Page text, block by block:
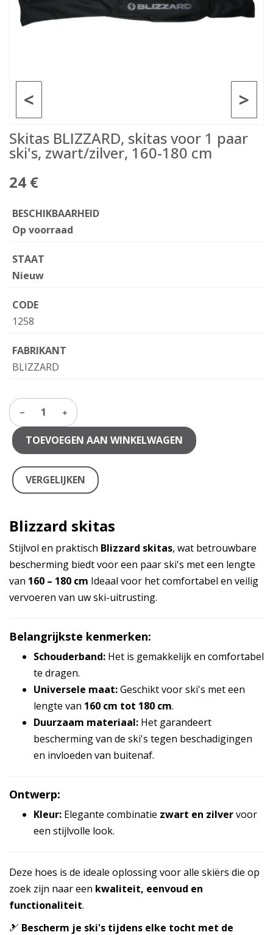
>
<
Skitas BLIZZARD, skitas voor 1 paar
ski's, zwart/zilver, 160-180 cm
24 €
BESCHIKBAARHEID
Op voorraad
STAAT
Nieuw
CODE
1258
FABRIKANT
BLIZZARD
1
TOEVOEGEN AAN WINKELWAGEN
VERGELIJKEN
Blizzard skitas
Stijlvol en praktisch Blizzard skitas, wat betrouwbare
bescherming biedt voor een paar ski's met een lengte
van 160 – 180 cm Ideaal voor het comfortabel en veilig
vervoeren van uw ski-uitrusting.
Belangrijkste kenmerken:
Schouderband: Het is gemakkelijk en comfortabel
te dragen.
Universele maat:Geschikt voor ski's met een
lengte van 160 cm tot 180 cm.
Duurzaam materiaal: Het garandeert
bescherming van de ski's tegen beschadigingen
en invloeden van buitenaf.
Ontwerp:
Kleur: Elegante combinatie zwart en zilvervoor
een stijlvolle look.
Deze hoes is de ideale oplossing voor alle skiërs die op
zoek zijn naar een kwaliteit, eenvoud en
functionaliteit.
🎿 Bescherm je ski's tijdens elke tocht met de